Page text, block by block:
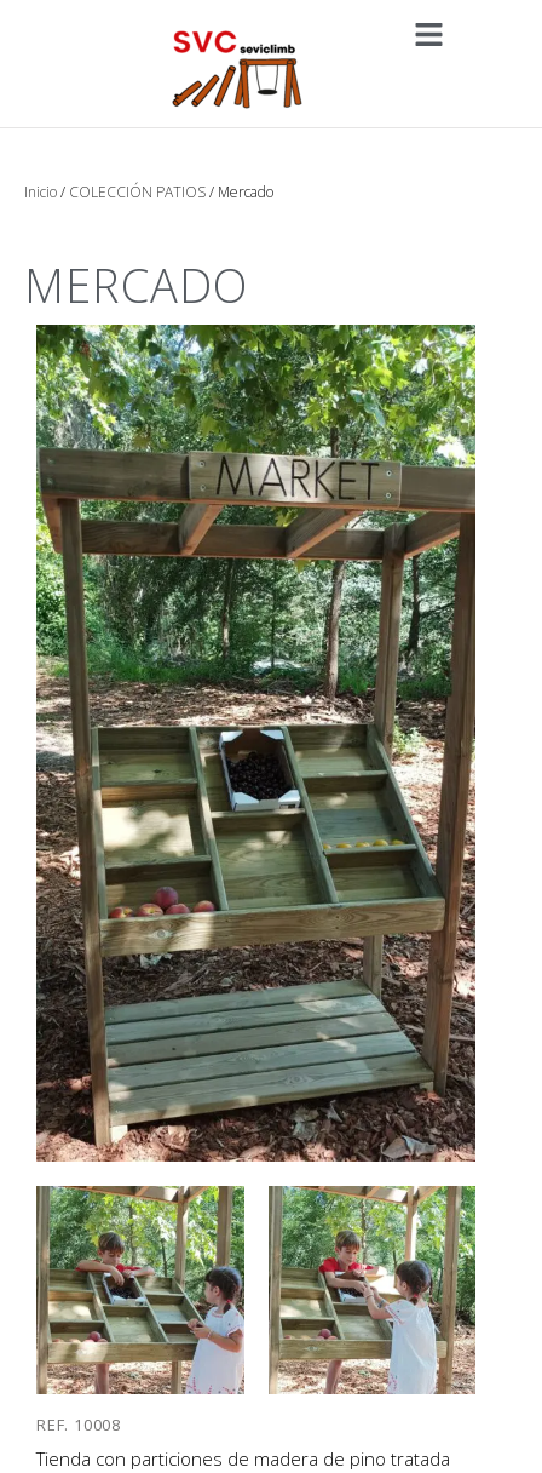
Inicio/ COLECCIÓN PATIOS/ Mercado
MERCADO
REF. 10008
Tienda con particiones de madera de pino tratada